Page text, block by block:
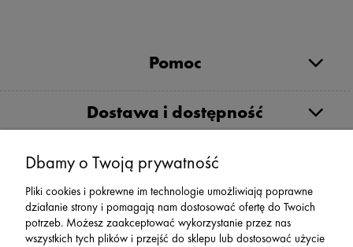
Pomoc
Dostawa i dostępność
Moje konto
Serwis
Dbamy o Twoją prywatność
Pliki cookies i pokrewne im technologie umożliwiają poprawne
działanie strony i pomagają nam dostosować ofertę do Twoich
potrzeb. Możesz zaakceptować wykorzystanie przez nas
wszystkich tych plików i przejść do sklepu lub dostosować użycie